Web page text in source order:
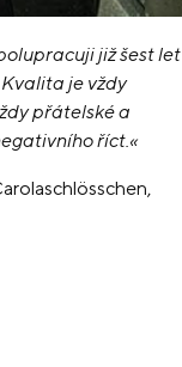
již šest let
je vždy
přátelské a
říct.«